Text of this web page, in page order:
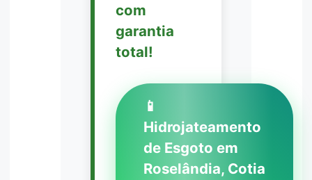
com
garantia
total!
📱
Hidrojateamento
de Esgoto em
Roselândia, Cotia